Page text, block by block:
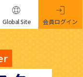
Global Site 会員ログイン